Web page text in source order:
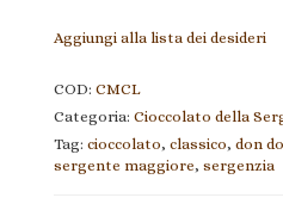
Aggiungi alla lista dei desideri
COD: CMCL
Categoria: Cioccolato della
Tag: cioccolato, classico, don
sergente maggiore, sergenzia